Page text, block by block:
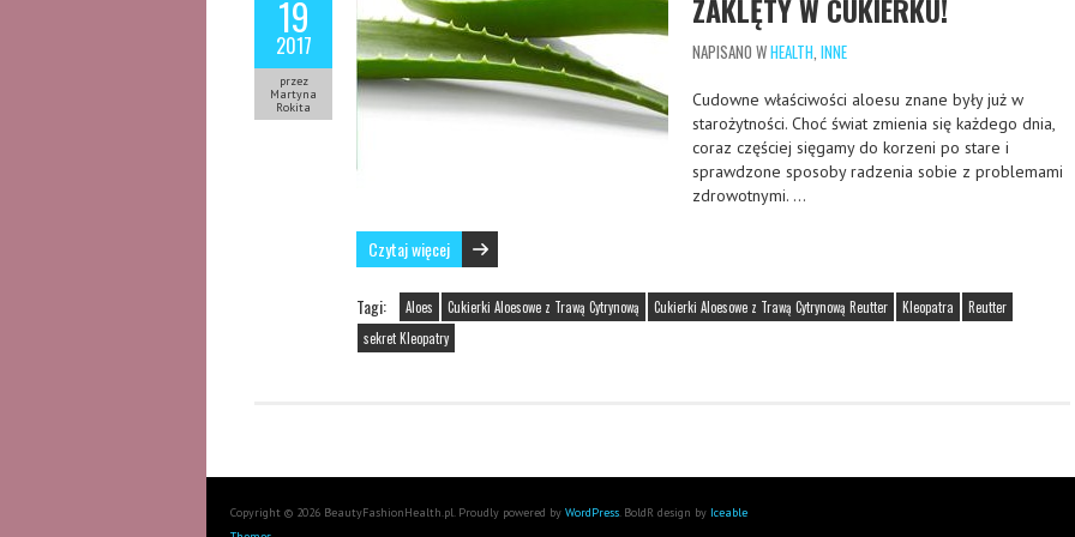
19
2017
przez
Martyna
Rokita
ZAKLĘTY W CUKIERKU!
NAPISANO WHEALTH, INNE
Cudowne właściwości aloesu znane były już w
starożytności. Choć świat zmienia się każdego dnia,
coraz częściej sięgamy do korzeni po stare i
sprawdzone sposoby radzenia sobie z problemami
zdrowotnymi. …
Czytaj więcej
Tagi: Aloes Cukierki Aloesowe z Trawą Cytrynową Cukierki Aloesowe z Trawą Cytrynową Reutter Kleopatra
Reutter
sekret Kleopatry
Copyright © 2026 BeautyFashionHealth.pl. Proudly powered by WordPress. BoldR design by Iceable